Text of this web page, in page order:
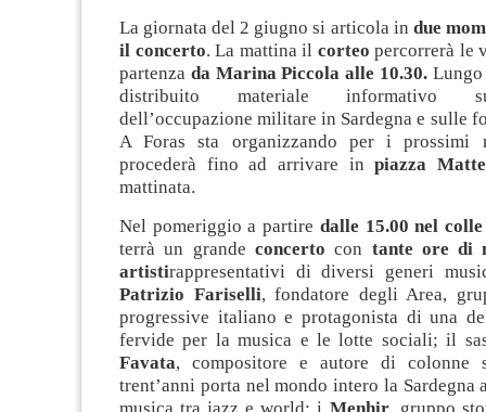
La giornata del 2 giugno si articola in due
il concerto. La mattina il corteo percorrerà le
partenza da Marina Piccola alle 10.30.Lungo
distribuito materiale informativo
dell’occupazione militare in Sardegna e sulle
A Foras sta organizzando per i prossimi
procederà fino ad arrivare inpiazza
mattinata.
Nel pomeriggio a partire dalle 15.00 nel
terrà un grande concerto con tante ore di
artistirappresentativi di diversi generi
Patrizio Fariselli, fondatore degli Area,
progressive italiano e protagonista di una
fervide per la musica e le lotte sociali; il
Favata, compositore e autore di colonne
trent’anni porta nel mondo intero la Sardegna